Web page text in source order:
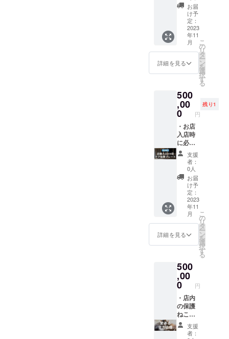
た上で
ご利用
くださ
いま
せ。 ※
チケッ
トの有
効期限
は、
オープ
月中旬
予定)～
2024年
10月31
日迄。
※万が一
閉店し
た場合
でも、
返金は
出来か
ねます
のでご
理解く
ださい
ませ。
良俗に
反する
おそれ
のある
もの ・
政治性
または
宗教性
のある
もの ・
題につ
いての
主義ま
たは主
張 ・誇
大また
は虚偽
のおそ
れのあ
るもの
・第三
者をひ
ぼう、
中傷ま
たは排
斥する
もの ・
風俗営
業およ
び風俗
類似し
た業種
に関す
るもの
・第三
者の著
作権、
財産
権、プ
社会問
題につ
いての
主義ま
たは主
張 ・誇
大また
は虚偽
のおそ
れのあ
・第三
者をひ
ぼう、
中傷ま
たは排
斥する
もの ・
風俗営
業およ
び風俗
営業に
類似し
た業種
に関す
るもの
・第三
者の著
作権、
財産
権、プ
シー等
を侵害
するお
それの
あるも
の ・法
令、規
則等に
反する
ロジェ
クト終
了後に
デザイ
ン等も
含め
メール
にてご
相談致
しま
保護猫
カフェ
の公式
ホーム
ページ
のTOP
ページ
下(フッ
ターで
はござ
いませ
ん)、ご
支援頂
きまし
た企業
様や個
人様の
ロゴや
バ
ナー、
を上記
サイズ
にてリ
ンクを
付与し
て掲載
致しま
す。 ※
掲載NG
チケッ
トを送
付(1ド
リンク
付き)。
・最大
10名様
までお
店の営
業時間
間貸切
りが可
能なチ
ケット
を送付
(1名様
ごとに1
ドリン
ク付
き)。 ※2
名様分
のチ
ケット
と、最
大10名
様分の
チケッ
トは
別々の
枠で利
でござ
いま
す。 ※
最大10
名様分
までの2
時間貸
切りチ
ケット
ズの企
業様、
もしく
はサー
ビス名
などの
ポス
ターを
協賛企
業様と
示致し
ます。
・入り
口すぐ
の場所
に掲載
される
為、保
護猫カ
フェと
いう、
猫の譲
渡も行
う場所
という
お店と
いうこ
ともあ
り、
キャッ
ドメー
カー様
やペッ
トグッ
ズメー
カー様
などに
おすす
めで
お届
け予
定：
2023
年11
月
詳細を見る
こ
の
リ
タ
ー
ン
を
選
択
す
る
500
,00
0 円
残り1
・お店
入店時
に必ず
目にす
る2つ目
のドア
の目線
の高さ
に、協
賛いた
だきま
した企
業様名
のネー
ムプ
レート
させて
いただ
きま
す。 ※
ネーム
プレー
トのサ
イズや
デザイ
支援
者：
0人
お届
け予
定：
2023
年11
月
詳細を見る
こ
の
リ
タ
ー
ン
を
選
択
す
る
500
,00
0 円
・店内
の保護
ねこた
ちの写
真付き
支援
者：